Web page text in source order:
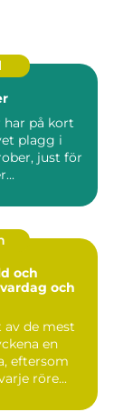
har på kort
plagg i
just för
och
och
de mest
en
eftersom
röre...